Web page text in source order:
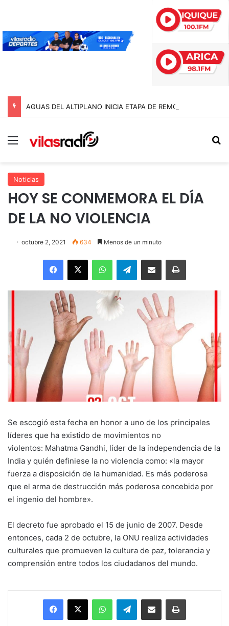
Menú
Noticias
HOY SE CONMEMORA EL DÍA
DE LA NO VIOLENCIA
octubre 2, 2021 634 Menos de un minuto
Facebook
X WhatsAppTelegramEnviar vía email Imprimir
Se escogió esta fecha en honor a uno de los principales
líderes que ha existido de movimientos no
violentos: Mahatma Gandhi, líder de la independencia de la
India y quién definiese la no violencia como: «la mayor
fuerza a disposición de la humanidad. Es más poderosa
que el arma de destrucción más poderosa concebida por
el ingenio del hombre».
El decreto fue aprobado el 15 de junio de 2007. Desde
entonces, cada 2 de octubre, la ONU realiza actividades
culturales que promueven la cultura de paz, tolerancia y
comprensión entre todos los ciudadanos del mundo.
Facebook
X WhatsAppTelegramEnviar vía email Imprimir